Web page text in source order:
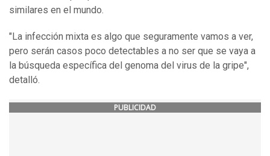
similares en el mundo.
"La infección mixta es algo que seguramente vamos a ver,
pero serán casos poco detectables a no ser que se vaya a
la búsqueda específica del genoma del virus de la gripe",
detalló.
PUBLICIDAD